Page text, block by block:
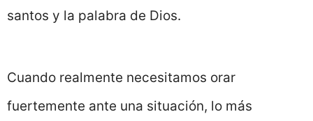
santos y la palabra de Dios.
Cuando realmente necesitamos orar
fuertemente ante una situación, lo más